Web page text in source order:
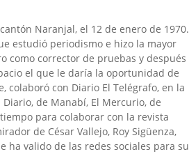
Naranjal, el 12 de enero de 1970.
estudió periodismo e hizo la mayor
como corrector de pruebas y después
el que le daría la oportunidad de
con Diario El Telégrafo, en la
de Manabí, El Mercurio, de
para colaborar con la revista
de César Vallejo, Roy Sigüenza,
ha valido de las redes sociales para su